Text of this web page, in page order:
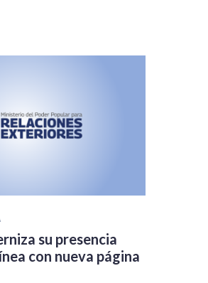
su presencia
con nueva página